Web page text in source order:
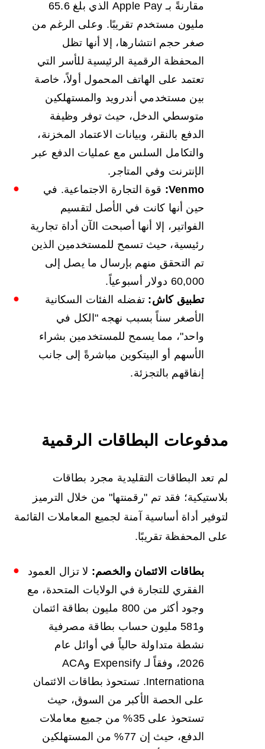
مقارنةً بـ Apple Pay الذي بلغ 65.6
مليون مستخدم تقريبًا. وعلى الرغم من
صغر حجم انتشارها، إلا أنها تظل
المحفظة الرقمية الرئيسية للأسر التي
تعتمد على الهاتف المحمول أولاً، خاصة
بين مستخدمي أندرويد والمستهلكين
متوسطي الدخل، حيث توفر وظيفة
الدفع بالنقر، وبيانات الاعتماد المخزنة،
والتكامل السلس مع عمليات الدفع عبر
الإنترنت وفي المتاجر.
Venmo:
قوة التجارة الاجتماعية. في
حين أنها كانت في الأصل لتقسيم
الفواتير، إلا أنها أصبحت الآن أداة تجارية
رئيسية، حيث تسمح للمستخدمين الذين
تم التحقق منهم بإرسال ما يصل إلى
60,000 دولار أسبوعياً.
تطبيق كاش: تفضله الفئات السكانية
الأصغر سناً بسبب نهجه "الكل في
واحد"، مما يسمح للمستخدمين بشراء
الأسهم أو البيتكوين مباشرةً إلى جانب
إنفاقهم بالتجزئة.
مدفوعات البطاقات الرقمية
لم تعد البطاقات التقليدية مجرد بطاقات
بلاستيكية؛ فقد تم "رقمنتها" من خلال الترميز
لتوفير أداة أساسية آمنة لجميع المعاملات القائمة
على المحفظة تقريبًا.
بطاقات الائتمان والخصم: لا تزال العمود
الفقري للتجارة في الولايات المتحدة، مع
وجود أكثر من 800 مليون بطاقة ائتمان
و581 مليون حساب بطاقة مصرفية
نشطة متداولة حالياً في أوائل عام
2026، وفقاً لـ Expensify وACA
Internationa. تستحوذ بطاقات الائتمان
على الحصة الأكبر من السوق، حيث
تستحوذ على 35% من جميع معاملات
الدفع، حيث إن 77% من المستهلكين